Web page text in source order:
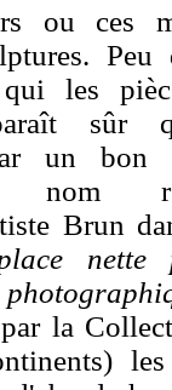
ou ces
qui les
sûr
un bon
Brun
la